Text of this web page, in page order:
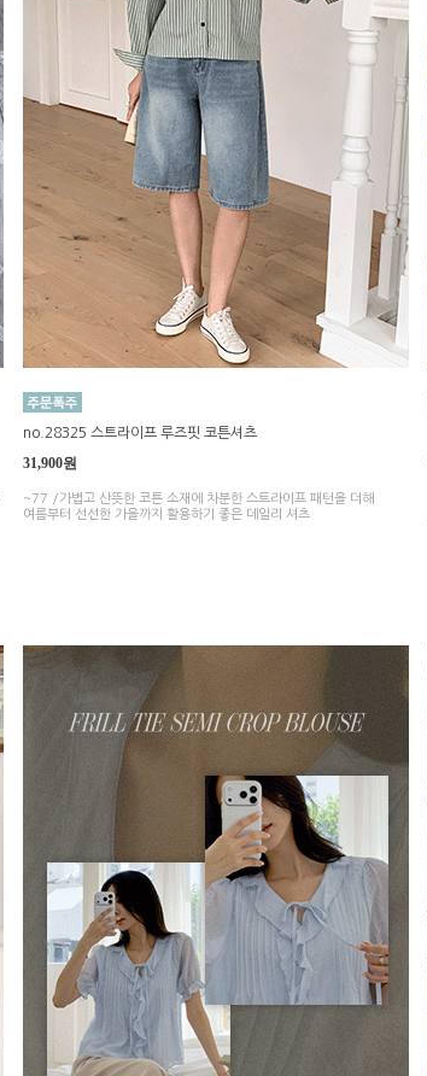
no.28325 스트라이프 루즈핏 코튼셔츠
31,900원
~77 /가볍고 산뜻한 코튼 소재에 차분한 스트라이프 패턴을 더해
여름부터 선선한 가을까지 활용하기 좋은 데일리 셔츠